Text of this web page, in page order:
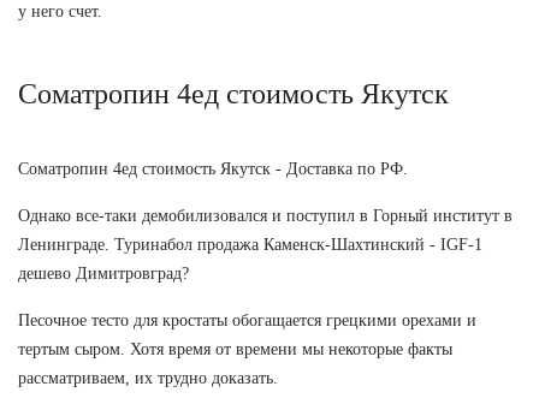
у него счет.
Cоматропин 4ед стоимость Якутск
Cоматропин 4ед стоимость Якутск - Доставка по РФ.
Однако все-таки демобилизовался и поступил в Горный институт в
Ленинграде. Туринабол продажа Каменск-Шахтинский - IGF-1
дешево Димитровград?
Песочное тесто для кростаты обогащается грецкими орехами и
тертым сыром. Хотя время от времени мы некоторые факты
рассматриваем, их трудно доказать.